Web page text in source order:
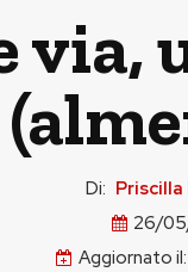
via,
Di:
26/
Aggiornato il: